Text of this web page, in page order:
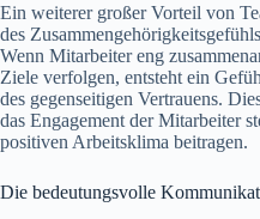
Ein weiterer großer Vorteil von
des
Wenn Mitarbeiter eng
Ziele verfolgen, entsteht ein
des gegenseitigen Vertrauens.
das Engagement der Mitarbeiter
positiven Arbeitsklima beitragen.
Die bedeutungsvolle